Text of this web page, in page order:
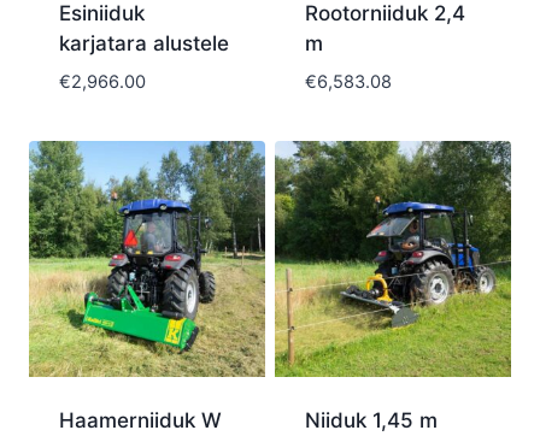
Esiniiduk
karjatara alustele
€2,966.00
Rootorniiduk 2,4
m
€6,583.08
Haamerniiduk W
Niiduk 1,45 m